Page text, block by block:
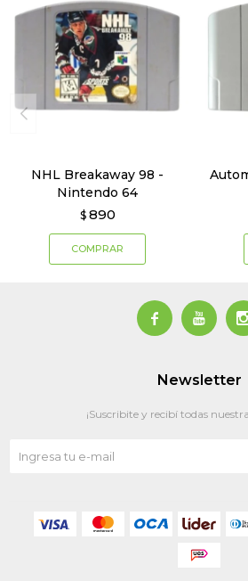
NHL Breakaway 98 -
Nintendo 64
$ 890
 
Newsletter
¡Suscribite y recibí todas